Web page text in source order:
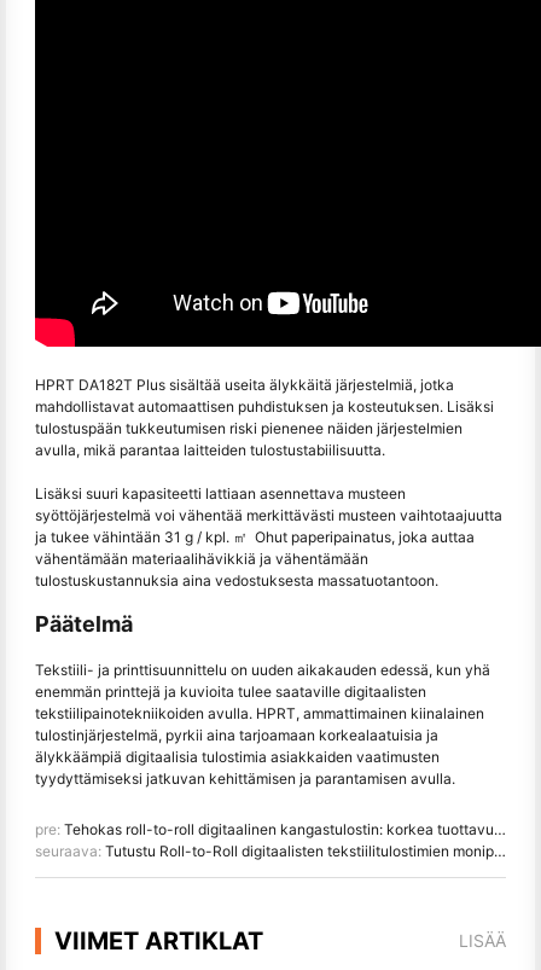
HPRT DA182T Plus sisältää useita älykkäitä järjestelmiä, jotka
mahdollistavat automaattisen puhdistuksen ja kosteutuksen. Lisäksi
tulostuspään tukkeutumisen riski pienenee näiden järjestelmien
avulla, mikä parantaa laitteiden tulostustabiilisuutta.
Lisäksi suuri kapasiteetti lattiaan asennettava musteen
syöttöjärjestelmä voi vähentää merkittävästi musteen vaihtotaajuutta
ja tukee vähintään 31 g / kpl. ㎡ Ohut paperipainatus, joka auttaa
vähentämään materiaalihävikkiä ja vähentämään
tulostuskustannuksia aina vedostuksesta massatuotantoon.
Päätelmä
Tekstiili- ja printtisuunnittelu on uuden aikakauden edessä, kun yhä
enemmän printtejä ja kuvioita tulee saataville digitaalisten
tekstiilipainotekniikoiden avulla. HPRT, ammattimainen kiinalainen
tulostinjärjestelmä, pyrkii aina tarjoamaan korkealaatuisia ja
älykkäämpiä digitaalisia tulostimia asiakkaiden vaatimusten
tyydyttämiseksi jatkuvan kehittämisen ja parantamisen avulla.
pre: Tehokas roll-to-roll digitaalinen kangastulostin: korkea tuottavuus ja korkea älykkyys DA188S
seuraava: Tutustu Roll-to-Roll digitaalisten tekstiilitulostimien monipuolisuuteen: mihin kankaisiin voit tulostaa
VIIMET ARTIKLAT LISÄÄ